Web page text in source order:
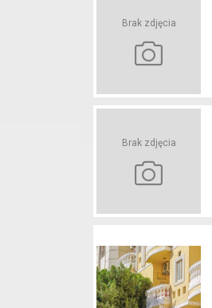
Brak zdjęcia
Brak zdjęcia